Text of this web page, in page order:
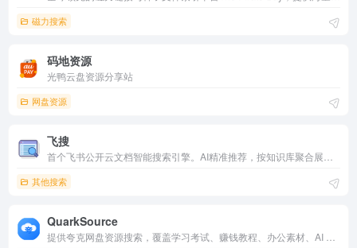
磁力搜索
码地资源
光鸭云盘资源分享站
网盘资源
飞搜
其他搜索
QuarkSource